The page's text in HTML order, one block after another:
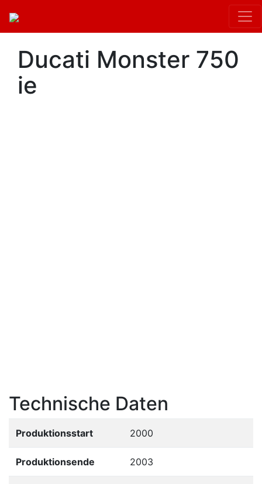
Ducati Monster 750
ie
Technische Daten
Produktionsstart 2000
Produktionsende 2003